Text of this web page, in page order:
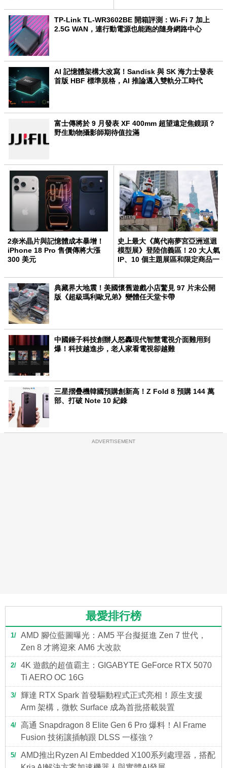
TP-Link TL-WR3602BE 開箱評測：Wi-Fi 7 加上
2.5G WAN，連行動電源也能跑的隨身網路中心
AI 記憶體架構大改寫！Sandisk 與 SK 海力士發表
首版 HBF 標準規格，AI 推論邁入雙軌分工時代
富士傳將於 9 月發表 XF 400mm 超望遠定焦鏡頭？
野生動物攝影師期待值拉滿
2奈米晶片與記憶體成本暴增！
iPhone 18 Pro 售價傳將大漲
300 美元
史上最大《萬代南夢宮亞洲巡迴
模型展》登陸信義區！20 大人氣
IP、10 個主題展區和限定商品一
典藏界大地震！美國懷舊遊戲小店驚見 97 片未公開
版《超級瑪利歐兄弟》變體任天堂卡帶
中國錘子科技創辦人怒轟現代智慧電視介面難用到
爆！科技越進步，老人家看電視卻越難
三星摺疊機韓國預購創新高！Z Fold 8 預購 144 萬
部、打破 Note 10 紀錄
ADVERTISEMENT
最愛排行榜
1
AMD 腳位藍圖曝光：AM5 平台擬挺進 Zen 7 世代，
Zen 8 才將迎來 AM6 大改款
2
4K 遊戲的超值霸主：GIGABYTE GeForce RTX 5070
Ti AERO OC 16G
3
輝達 RTX Spark 首發驅動程式正式亮相！原生支援
Arm 架構，微軟 Surface 成為首批搭載裝置
4
高通 Snapdragon 8 Elite Gen 6 Pro 爆料！AI Frame
Fusion 技術讓插幀跟 DLSS 一樣強？
5
AMD推出Ryzen AI Embedded X100系列處理器，搭配